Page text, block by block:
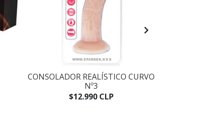
CONSOLADOR REALÍSTICO CURVO
Nº3
$12.990 CLP